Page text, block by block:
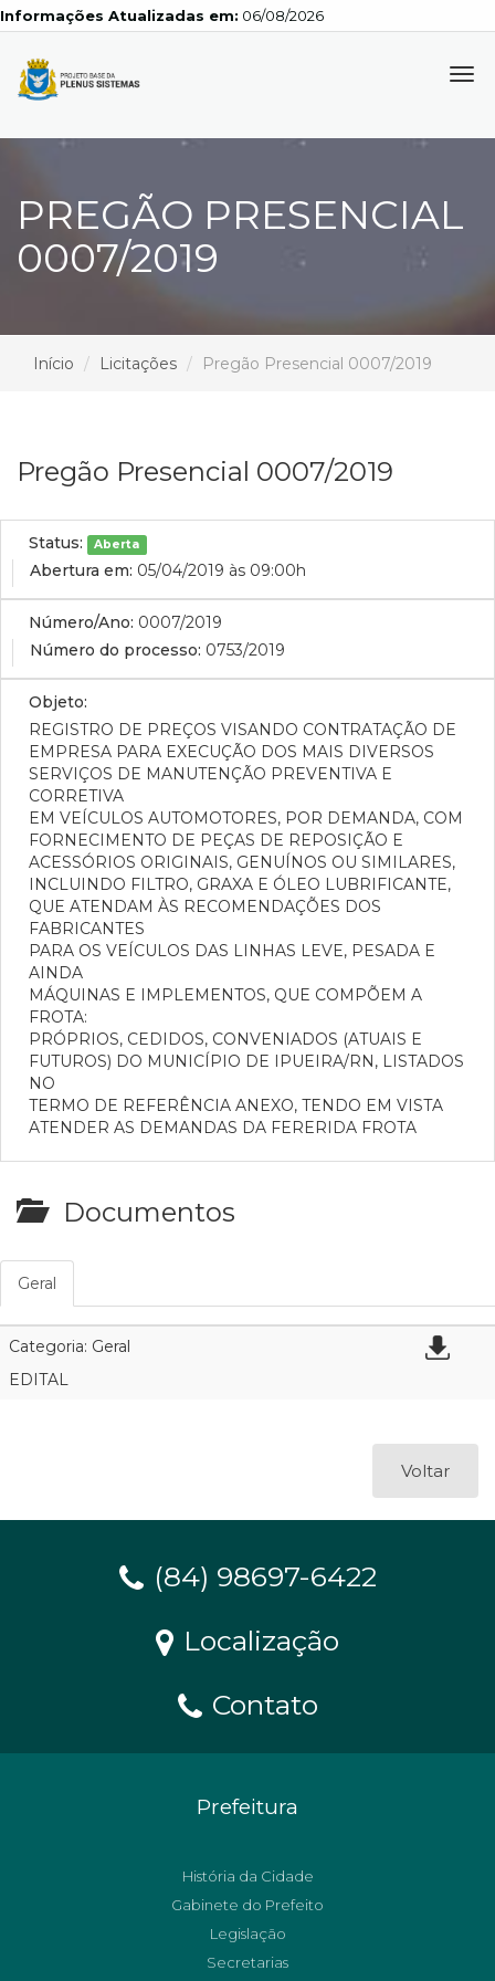
Atualizadas em: 06/08/2026
PREGÃO PRESENCIAL
0007/2019
Início Licitações Pregão Presencial 0007/2019
Pregão Presencial 0007/2019
Status: Aberta
Abertura em: 05/04/2019 às 09:00h
Número/Ano: 0007/2019
Número do processo: 0753/2019
Objeto:
REGISTRO DE PREÇOS VISANDO CONTRATAÇÃO DE
EMPRESA PARA EXECUÇÃO DOS MAIS DIVERSOS
SERVIÇOS DE MANUTENÇÃO PREVENTIVA E
CORRETIVA
EM VEÍCULOS AUTOMOTORES, POR DEMANDA, COM
FORNECIMENTO DE PEÇAS DE REPOSIÇÃO E
ACESSÓRIOS ORIGINAIS, GENUÍNOS OU SIMILARES,
INCLUINDO FILTRO, GRAXA E ÓLEO LUBRIFICANTE,
QUE ATENDAM ÀS RECOMENDAÇÕES DOS
FABRICANTES
PARA OS VEÍCULOS DAS LINHAS LEVE, PESADA E
AINDA
MÁQUINAS E IMPLEMENTOS, QUE COMPÕEM A
FROTA:
PRÓPRIOS, CEDIDOS, CONVENIADOS (ATUAIS E
FUTUROS) DO MUNICÍPIO DE IPUEIRA/RN, LISTADOS
NO
TERMO DE REFERÊNCIA ANEXO, TENDO EM VISTA
ATENDER AS DEMANDAS DA FERERIDA FROTA
Documentos
Geral
Categoria: Geral
EDITAL
Voltar
(84) 98697-6422
Localização
Contato
Prefeitura
História da Cidade
Gabinete do Prefeito
Legislação
Secretarias